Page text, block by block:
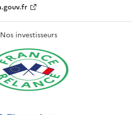
Nos investisseurs